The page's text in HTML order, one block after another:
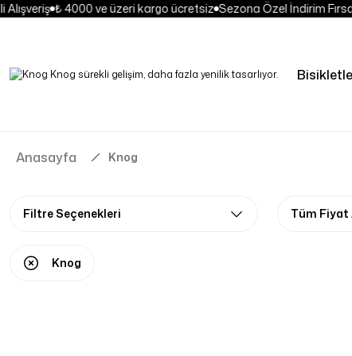
₺ 4000 ve üzeri kargo ücretsiz Sezona Özel İndirim
Anasayfa Knog
Filtre Seçenekleri Tüm Fiyat
Knog